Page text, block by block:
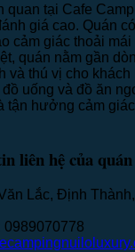
quan tại Cafe
giá cao. Quán
cảm giác thoải
quán nằm gần
và thú vị cho
uống và đồ ăn
tận hưởng cảm
liên hệ của quán
Lắc, Định
0989070778